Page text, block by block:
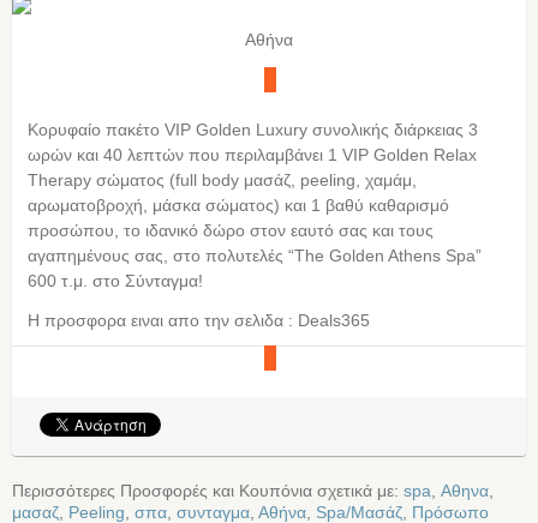
Αθήνα
Κορυφαίο πακέτο VIP Golden Luxury συνολικής διάρκειας 3
ωρών και 40 λεπτών που περιλαμβάνει 1 VIP Golden Relax
Therapy σώματος (full body μασάζ, peeling, χαμάμ,
αρωματοβροχή, μάσκα σώματος) και 1 βαθύ καθαρισμό
προσώπου, το ιδανικό δώρο στον εαυτό σας και τους
αγαπημένους σας, στο πολυτελές “The Golden Athens Spa”
600 τ.μ. στο Σύνταγμα!
Η προσφορα ειναι απο την σελιδα : Deals365
Περισσότερες Προσφορές και Κουπόνια σχετικά με: spa Αθηνα
μασαζ Peeling σπα συνταγμα Αθήνα Spa/Μασάζ Πρόσωπο